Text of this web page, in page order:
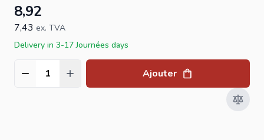
8,92
7,43 ex. TVA
Delivery in 3-17 Journées days
Quantité Ajouter